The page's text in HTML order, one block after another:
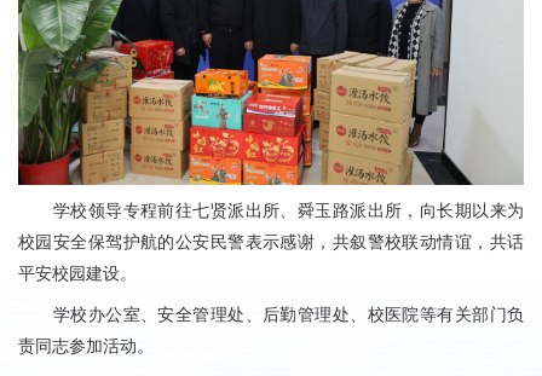
学校领导专程前往七贤派出所、舜玉路派出所，向长期以来为
校园安全保驾护航的公安民警表示感谢，共叙警校联动情谊，共话
平安校园建设。
学校办公室、安全管理处、后勤管理处、校医院等有关部门负
责同志参加活动。